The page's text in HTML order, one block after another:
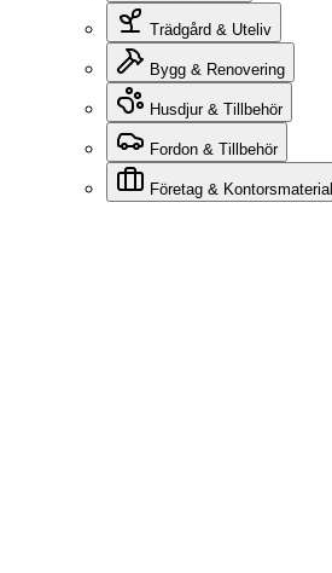
Trädgård & Uteliv
Bygg & Renovering
Husdjur & Tillbehör
Fordon & Tillbehör
Företag & Kontorsmaterial